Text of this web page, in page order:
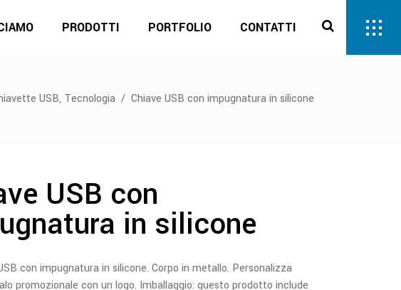
PRODOTTI PORTFOLIO CONTATTI
USB, Tecnologia / Chiave USB con impugnatura in silicone
USB con
in silicone
con impugnatura in silicone. Corpo in metallo. Personalizza
promozionale con un logo. Imballaggio: questo prodotto include